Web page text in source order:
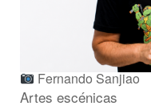
Fernando Sanjiao
Artes escénicas